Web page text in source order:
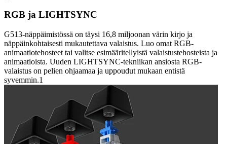
RGB ja LIGHTSYNC
G513-näppäimistössä on täysi 16,8 miljoonan värin kirjo ja
näppäinkohtaisesti mukautettava valaistus. Luo omat RGB-
animaatiotehosteet tai valitse esimääritellyistä valaistustehosteista ja
animaatioista. Uuden LIGHTSYNC-tekniikan ansiosta RGB-
valaistus on pelien ohjaamaa ja uppoudut mukaan entistä
syvemmin.1